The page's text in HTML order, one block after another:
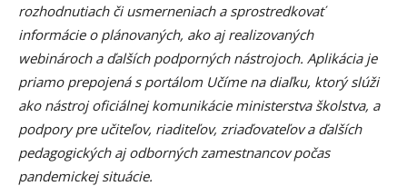
rozhodnutiach či usmerneniach a sprostredkovať
informácie o plánovaných, ako aj realizovaných
webinároch a ďalších podporných nástrojoch. Aplikácia je
priamo prepojená s portálom Učíme na diaľku, ktorý slúži
ako nástroj oficiálnej komunikácie ministerstva školstva, a
podpory pre učiteľov, riaditeľov, zriaďovateľov a ďalších
pedagogických aj odborných zamestnancov počas
pandemickej situácie.